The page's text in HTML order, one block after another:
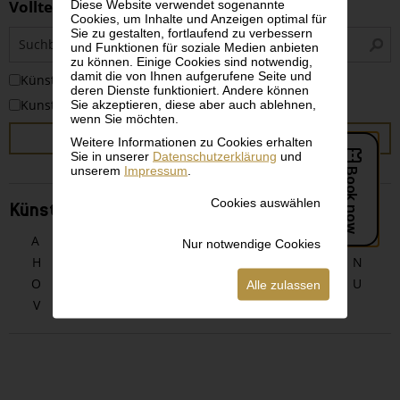
Diese Website verwendet sogenannte
Cookies, um Inhalte und Anzeigen optimal für
Sie zu gestalten, fortlaufend zu verbessern
und Funktionen für soziale Medien anbieten
zu können. Einige Cookies sind notwendig,
damit die von Ihnen aufgerufene Seite und
deren Dienste funktioniert. Andere können
Sie akzeptieren, diese aber auch ablehnen,
wenn Sie möchten.
Weitere Informationen zu Cookies erhalten
Sie in unserer Datenschutzerklärung und
unserem Impressum
Cookies auswählen
Nur notwendige Cookies
Alle zulassen
Volltextsuche
KünstlerInnen
Kunstwerke
SUCHEN
KünstlerInnen alphabetisch
A D E F
G
H
N
O
S T
U
V
Z